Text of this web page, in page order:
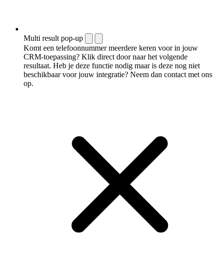
Multi result pop-up
Komt een telefoonnummer meerdere keren voor in jouw
CRM-toepassing? Klik direct door naar het volgende
resultaat. Heb je deze functie nodig maar is deze nog niet
beschikbaar voor jouw integratie? Neem dan contact met ons
op.